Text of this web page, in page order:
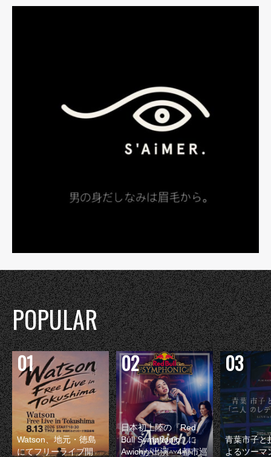
POPULAR
Watson、地元・徳島
にてフリーライブ開
日本初上陸の『Red
Bull Symphonic』に
Awichが出演 4都市巡
青葉市子と
よるツーマ